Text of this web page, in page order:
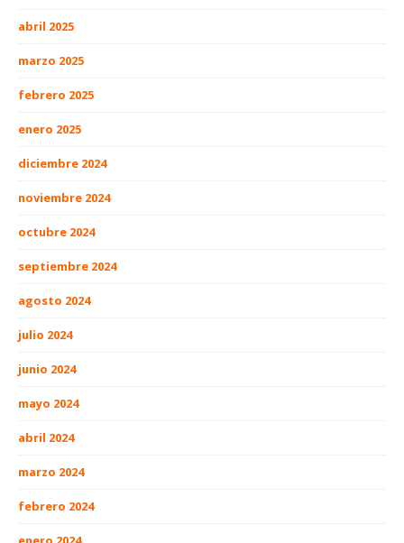
abril 2025
marzo 2025
febrero 2025
enero 2025
diciembre 2024
noviembre 2024
octubre 2024
septiembre 2024
agosto 2024
julio 2024
junio 2024
mayo 2024
abril 2024
marzo 2024
febrero 2024